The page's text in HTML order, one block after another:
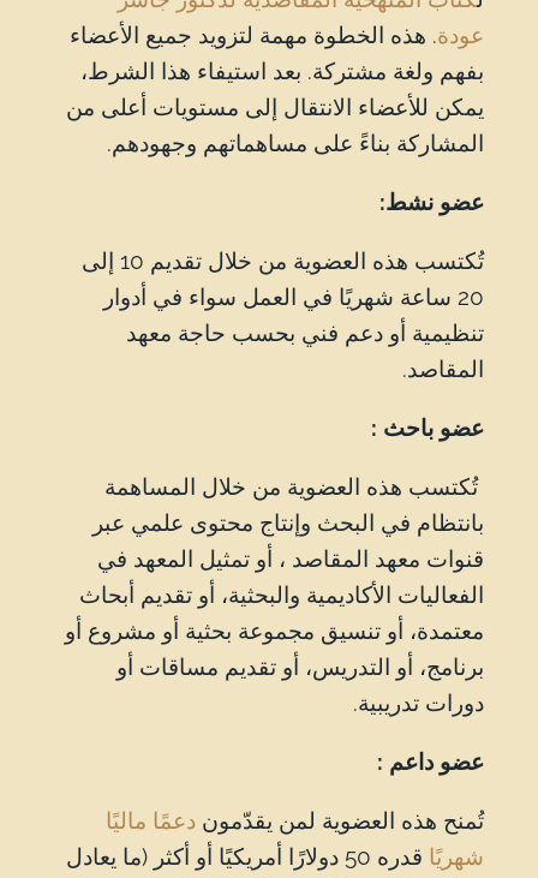
عودة. هذه الخطوة مهمة لتزويد جميع الأعضاء
بفهم ولغة مشتركة. بعد استيفاء هذا الشرط،
يمكن للأعضاء الانتقال إلى مستويات أعلى من
المشاركة بناءً على مساهماتهم وجهودهم.
عضو نشط:
تُكتسب هذه العضوية من خلال تقديم 10 إلى
20 ساعة شهريًا في العمل سواء في أدوار
تنظيمية أو دعم فني بحسب حاجة معهد
المقاصد.
عضو باحث :
تُكتسب هذه العضوية من خلال المساهمة
بانتظام في البحث وإنتاج محتوى علمي عبر
قنوات معهد المقاصد ، أو تمثيل المعهد في
الفعاليات الأكاديمية والبحثية، أو تقديم أبحاث
معتمدة، أو تنسيق مجموعة بحثية أو مشروع أو
برنامج، أو التدريس، أو تقديم مساقات أو
دورات تدريبية.
عضو داعم :
تُمنح هذه العضوية لمن يقدّمون دعمًا ماليًا
شهريًا
قدره 50 دولارًا أمريكيًا أو أكثر (ما يعادل